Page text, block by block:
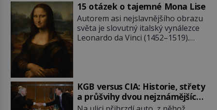
jejich oči se setkají. Místo soucitu
však přichází gesto, které
nebožačku posílá rovnou do
plynové komory. Jména jako Rudolf
15 otázek o tajemné Mona Lise
Autorem asi nejslavnějšího obrazu
světa je slovutný italský vynálezce
Leonardo da Vinci (1452–1519).
pověsil Napoleon? Samotný císař
Napoleon Bonaparte (1769–1821)
má pro malbu slabost, a tak si ji
KGB versus CIA: Historie, střety
a průšvihy dvou nejznámějších
tajných služeb historie